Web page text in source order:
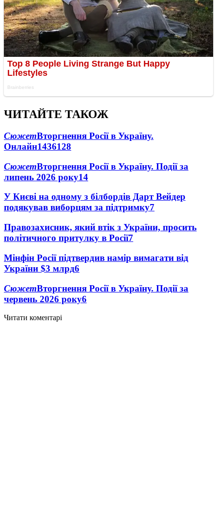
ЧИТАЙТЕ ТАКОЖ
СюжетВторгнення Росії в Україну.
Онлайн1436128
СюжетВторгнення Росії в Україну. Події за
липень 2026 року14
У Києві на одному з білбордів Дарт Вейдер
подякував виборцям за підтримку7
Правозахисник, який втік з України, просить
політичного притулку в Росії7
Мінфін Росії підтвердив намір вимагати від
України $3 млрд6
СюжетВторгнення Росії в Україну. Події за
червень 2026 року6
Читати коментарі